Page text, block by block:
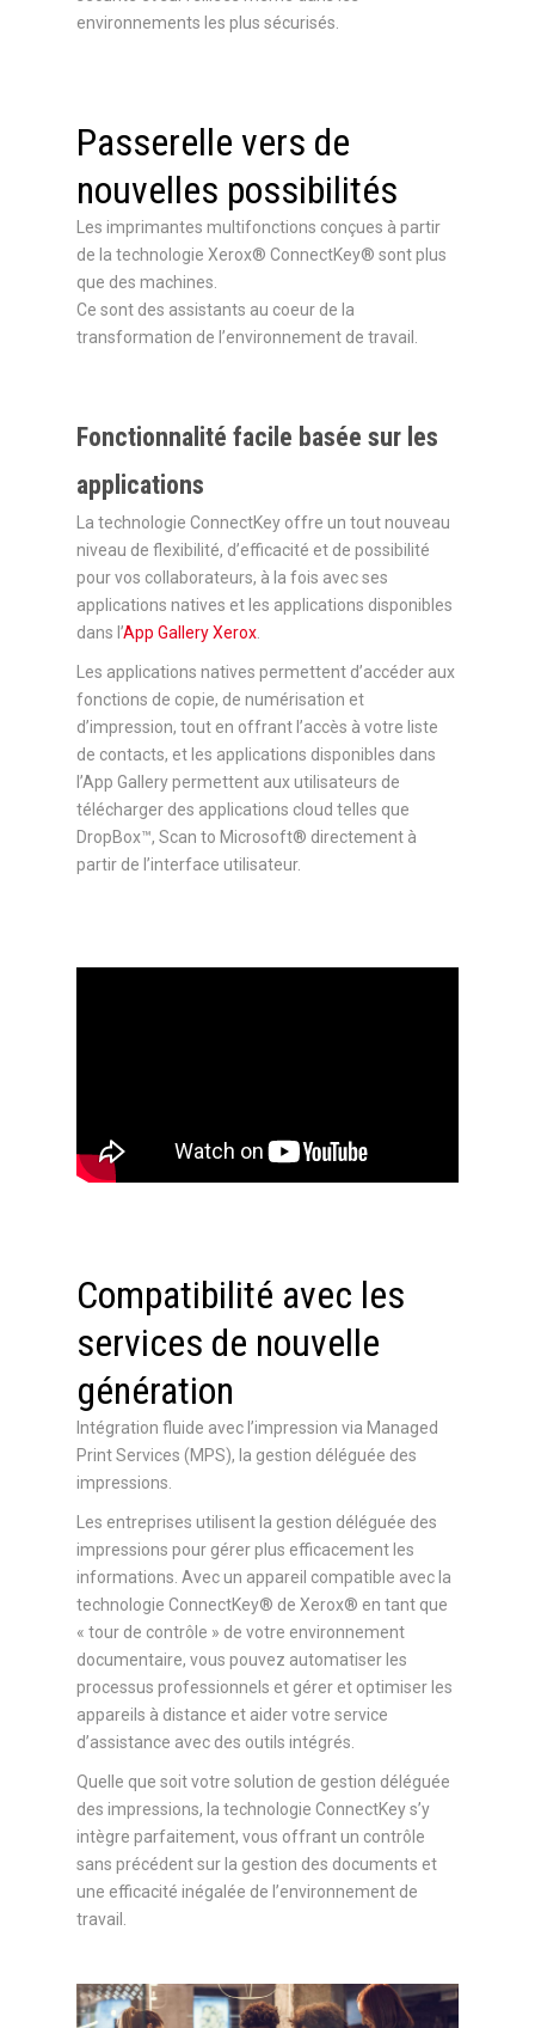
environnements les plus sécurisés.
Passerelle vers de
nouvelles possibilités
Les imprimantes multifonctions conçues à partir
de la technologie Xerox® ConnectKey® sont plus
que des machines.
Ce sont des assistants au coeur de la
transformation de l’environnement de travail.
Fonctionnalité facile basée sur les
applications
La technologie ConnectKey offre un tout nouveau
niveau de flexibilité, d’efficacité et de possibilité
pour vos collaborateurs, à la fois avec ses
applications natives et les applications disponibles
dans l’App Gallery Xerox
Les applications natives permettent d’accéder aux
fonctions de copie, de numérisation et
d’impression, tout en offrant l’accès à votre liste
de contacts, et les applications disponibles dans
l’App Gallery permettent aux utilisateurs de
télécharger des applications cloud telles que
DropBox™, Scan to Microsoft® directement à
partir de l’interface utilisateur.
Compatibilité avec les
services de nouvelle
génération
Intégration fluide avec l’impression via Managed
Print Services (MPS), la gestion déléguée des
impressions.
Les entreprises utilisent la gestion déléguée des
impressions pour gérer plus efficacement les
informations. Avec un appareil compatible avec la
technologie ConnectKey® de Xerox® en tant que
« tour de contrôle » de votre environnement
documentaire, vous pouvez automatiser les
processus professionnels et gérer et optimiser les
appareils à distance et aider votre service
d’assistance avec des outils intégrés.
Quelle que soit votre solution de gestion déléguée
des impressions, la technologie ConnectKey s’y
intègre parfaitement, vous offrant un contrôle
sans précédent sur la gestion des documents et
une efficacité inégalée de l’environnement de
travail.